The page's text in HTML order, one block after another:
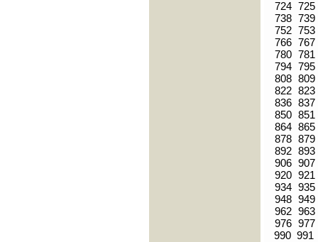
724 725
738 739
752 753
766 767
780 781
794 795
808 809
822 823
836 837
850 851
864 865
878 879
892 893
906 907
920 921
934 935
948 949
962 963
976 977
990 991